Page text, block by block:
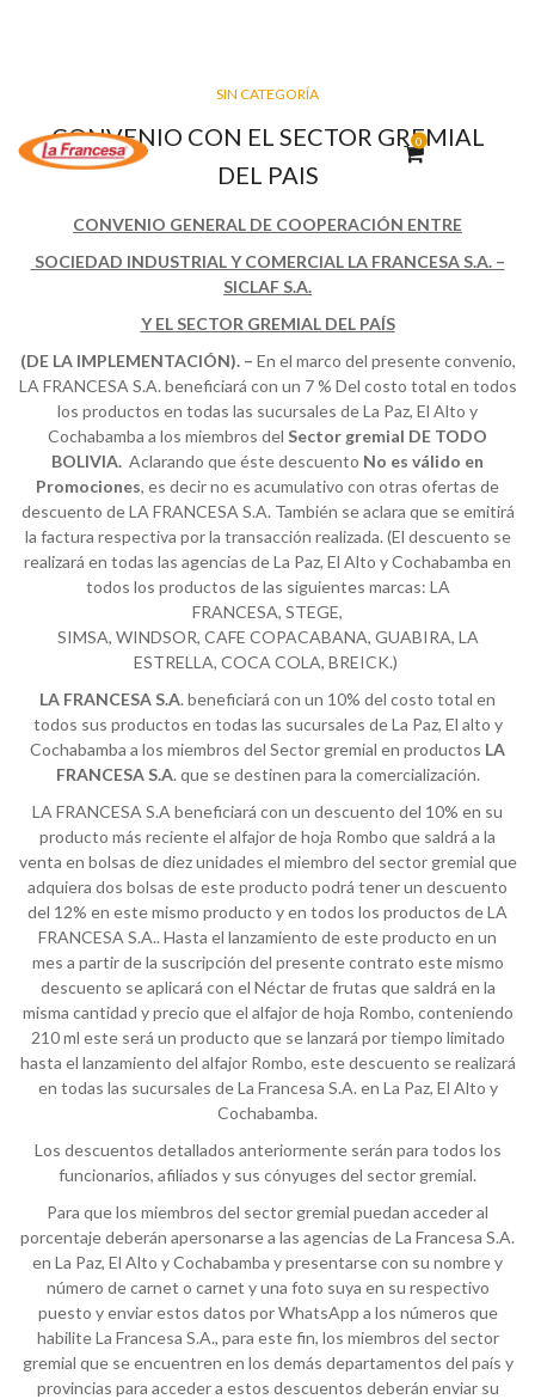
0
SIN CATEGORÍA
CONVENIO CON EL SECTOR GREMIAL
DEL PAIS
CONVENIO GENERAL DE COOPERACIÓN ENTRE
SOCIEDAD INDUSTRIAL Y COMERCIAL LA FRANCESA S.A. –
SICLAF S.A.
Y EL SECTOR GREMIAL DEL PAÍS
(DE LA IMPLEMENTACIÓN). – En el marco del presente convenio,
LA FRANCESA S.A. beneficiará con un 7 % Del costo total en todos
los productos en todas las sucursales de La Paz, El Alto y
Cochabamba a los miembros del Sector gremial DE TODO
BOLIVIA. Aclarando que éste descuento No es válido en
Promociones, es decir no es acumulativo con otras ofertas de
descuento de LA FRANCESA S.A. También se aclara que se emitirá
la factura respectiva por la transacción realizada. (El descuento se
realizará en todas las agencias de La Paz, El Alto y Cochabamba en
todos los productos de las siguientes marcas: LA
FRANCESA, STEGE,
SIMSA, WINDSOR, CAFE COPACABANA, GUABIRA, LA
ESTRELLA, COCA COLA, BREICK.)
LA FRANCESA S.A. beneficiará con un 10% del costo total en
todos sus productos en todas las sucursales de La Paz, El alto y
Cochabamba a los miembros del Sector gremial en productos LA
FRANCESA S.A. que se destinen para la comercialización.
LA FRANCESA S.A beneficiará con un descuento del 10% en su
producto más reciente el alfajor de hoja Rombo que saldrá a la
venta en bolsas de diez unidades el miembro del sector gremial que
adquiera dos bolsas de este producto podrá tener un descuento
del 12% en este mismo producto y en todos los productos de LA
FRANCESA S.A.. Hasta el lanzamiento de este producto en un
mes a partir de la suscripción del presente contrato este mismo
descuento se aplicará con el Néctar de frutas que saldrá en la
misma cantidad y precio que el alfajor de hoja Rombo, conteniendo
210 ml este será un producto que se lanzará por tiempo limitado
hasta el lanzamiento del alfajor Rombo, este descuento se realizará
en todas las sucursales de La Francesa S.A. en La Paz, El Alto y
Cochabamba.
Los descuentos detallados anteriormente serán para todos los
funcionarios, afiliados y sus cónyuges del sector gremial.
Para que los miembros del sector gremial puedan acceder al
porcentaje deberán apersonarse a las agencias de La Francesa S.A.
en La Paz, El Alto y Cochabamba y presentarse con su nombre y
número de carnet o carnet y una foto suya en su respectivo
puesto y enviar estos datos por WhatsApp a los números que
habilite La Francesa S.A., para este fin, los miembros del sector
gremial que se encuentren en los demás departamentos del país y
provincias para acceder a estos descuentos deberán enviar su